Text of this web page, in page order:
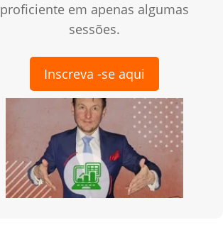
proficiente em apenas algumas
sessões.
Inscreva -se aqui